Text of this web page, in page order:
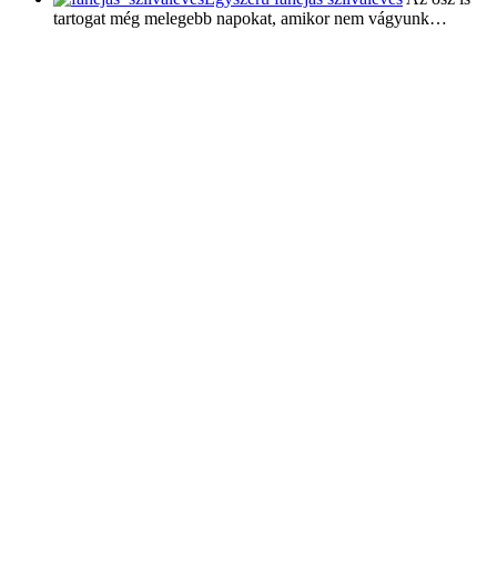
tartogat még melegebb napokat, amikor nem vágyunk…